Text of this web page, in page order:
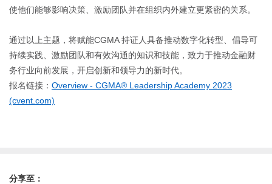
使他们能够影响决策、激励团队并在组织内外建立更紧密的关系。
通过以上主题，将赋能CGMA持证人具备推动数字化转型、倡导可
持续实践、激励团队和有效沟通的知识和技能，致力于推动金融财
务行业向前发展，开启创新和领导力的新时代。
报名链接： Overview - CGMA® Leadership Academy 2023
(cvent.com)
分享至：